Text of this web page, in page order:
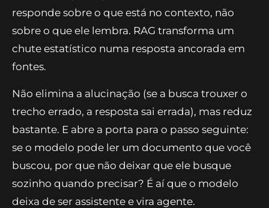
responde sobre o que está no contexto, não
sobre o que ele lembra. RAG transforma um
chute estatístico numa resposta ancorada em
fontes.
Não elimina a alucinação (se a busca trouxer o
trecho errado, a resposta sai errada), mas reduz
bastante. E abre a porta para o passo seguinte:
se o modelo pode ler um documento que você
buscou, por que não deixar que ele busque
sozinho quando precisar? É aí que o modelo
deixa de ser assistente e vira agente.